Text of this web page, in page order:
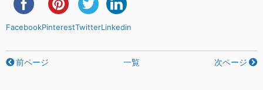
FacebookPinterestTwitterLinkedin
前ページ 一覧 次ページ